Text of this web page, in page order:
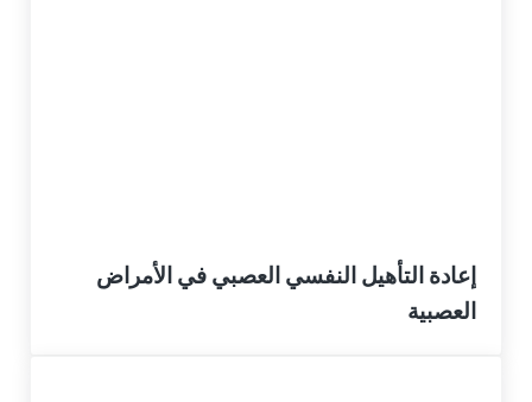
إعادة التأهيل النفسي العصبي في الأمراض
العصبية